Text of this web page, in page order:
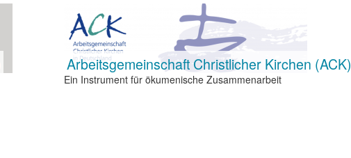
Arbeitsgemeinschaft Christlicher Kirchen (ACK)
Ein Instrument für ökumenische Zusammenarbeit